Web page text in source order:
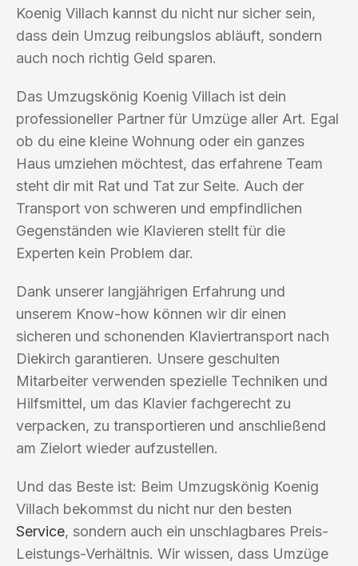
Koenig Villach kannst du nicht nur sicher sein,
dass dein Umzug reibungslos abläuft, sondern
auch noch richtig Geld sparen.
Das Umzugskönig Koenig Villach ist dein
professioneller Partner für Umzüge aller Art. Egal
ob du eine kleine Wohnung oder ein ganzes
Haus umziehen möchtest, das erfahrene Team
steht dir mit Rat und Tat zur Seite. Auch der
Transport von schweren und empfindlichen
Gegenständen wie Klavieren stellt für die
Experten kein Problem dar.
Dank unserer langjährigen Erfahrung und
unserem Know-how können wir dir einen
sicheren und schonenden Klaviertransport nach
Diekirch garantieren. Unsere geschulten
Mitarbeiter verwenden spezielle Techniken und
Hilfsmittel, um das Klavier fachgerecht zu
verpacken, zu transportieren und anschließend
am Zielort wieder aufzustellen.
Und das Beste ist: Beim Umzugskönig Koenig
Villach bekommst du nicht nur den besten
Service, sondern auch ein unschlagbares Preis-
Leistungs-Verhältnis. Wir wissen, dass Umzüge